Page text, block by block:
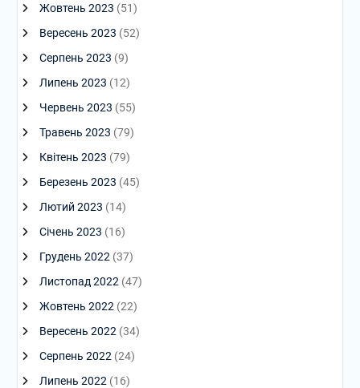
Жовтень 2023 (51)
Вересень 2023 (52)
Серпень 2023 (9)
Липень 2023 (12)
Червень 2023 (55)
Травень 2023 (79)
Квітень 2023 (79)
Березень 2023 (45)
Лютий 2023 (14)
Січень 2023 (16)
Грудень 2022 (37)
Листопад 2022 (47)
Жовтень 2022 (22)
Вересень 2022 (34)
Серпень 2022 (24)
Липень 2022 (16)